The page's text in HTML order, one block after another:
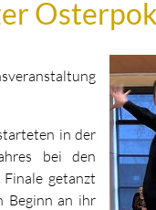
in der
bei den
getanzt
Beginn an ihr